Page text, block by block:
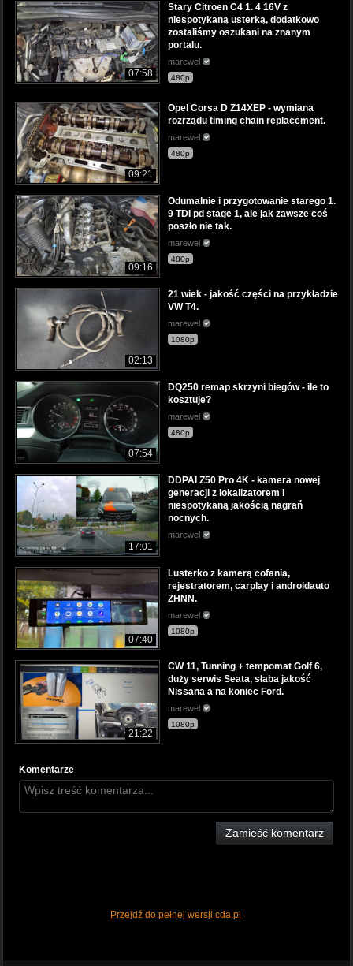
07:58
Stary Citroen C4 1. 4 16V z
niespotykaną usterką, dodatkowo
zostaliśmy oszukani na znanym
portalu.
marewel
480p
09:21
Opel Corsa D Z14XEP - wymiana
rozrządu timing chain replacement.
marewel
480p
09:16
Odumalnie i przygotowanie starego 1.
9 TDI pd stage 1, ale jak zawsze coś
poszło nie tak.
marewel
480p
02:13
21 wiek - jakość części na przykładzie
VW T4.
marewel
1080p
07:54
DQ250 remap skrzyni biegów - ile to
kosztuje?
marewel
480p
17:01
DDPAI Z50 Pro 4K - kamera nowej
generacji z lokalizatorem i
niespotykaną jakością nagrań
nocnych.
marewel
07:40
Lusterko z kamerą cofania,
rejestratorem, carplay i androidauto
ZHNN.
marewel
1080p
21:22
CW 11, Tunning + tempomat Golf 6,
duży serwis Seata, słaba jakość
Nissana a na koniec Ford.
marewel
1080p
Komentarze
Zamieść komentarz
Przejdź do pełnej wersji cda.pl